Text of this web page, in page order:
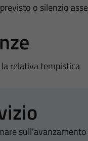
o silenzio
relativa tempistica